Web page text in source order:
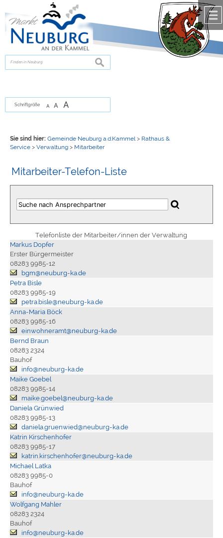
zur Navigationoder
springen.
suchen
Schriftgröße A A A
Sie sind hier: Gemeinde Neuburg a.d.Kammel > Rathaus &
Service> Verwaltung> Mitarbeiter
Mitarbeiter-Telefon-Liste
Telefonliste der Mitarbeiter/innen der Verwaltung
Markus Dopfer
Erster Bürgermeister
08283 9985-12
bgm@neuburg-ka.de
Petra Bisle
08283 9985-19
petra.bisle@neuburg-ka.de
Anna-Maria Böck
08283 9985-16
einwohneramt@neuburg-ka.de
Bernd Braun
08283 2324
Bauhof
info@neuburg-ka.de
Maike Goebel
08283 9985-14
maike.goebel@neuburg-ka.de
Daniela Grünwied
08283 9985-13
daniela.gruenwied@neuburg-ka.de
Katrin Kirschenhofer
08283 9985-17
katrin.kirschenhofer@neuburg-ka.de
Michael Latka
08283 9985-0
Bauhof
info@neuburg-ka.de
Wolfgang Mahler
08283 2324
Bauhof
info@neuburg-ka.de